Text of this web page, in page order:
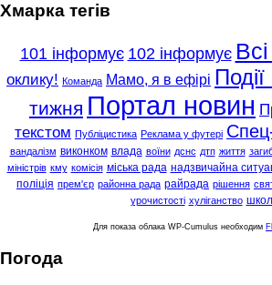
Хмарка тегів
101 інформує 102 інформує
оклику! Команда Мамо, я в ефірі Події
тижня Портал новин
текстом Публіцистика Реклама у футері
вандалізм виконком влада воїни дснс дтп життя
міністрів кму комісія міська рада надзвичайна
поліція прем'єр районна рада райрада рішення
урочистості хуліганство
Для показа облака WP-Cumulus необходим
Погода